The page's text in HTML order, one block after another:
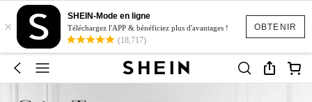
OBTENIR
×
SHEIN-Mode en ligne
Téléchargez l'APP & bénéficiez plus d'avantages !
(18,717)